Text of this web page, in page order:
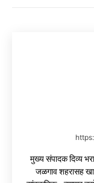
मुख्य संपादक दिव्य
जळगाव शहरासह